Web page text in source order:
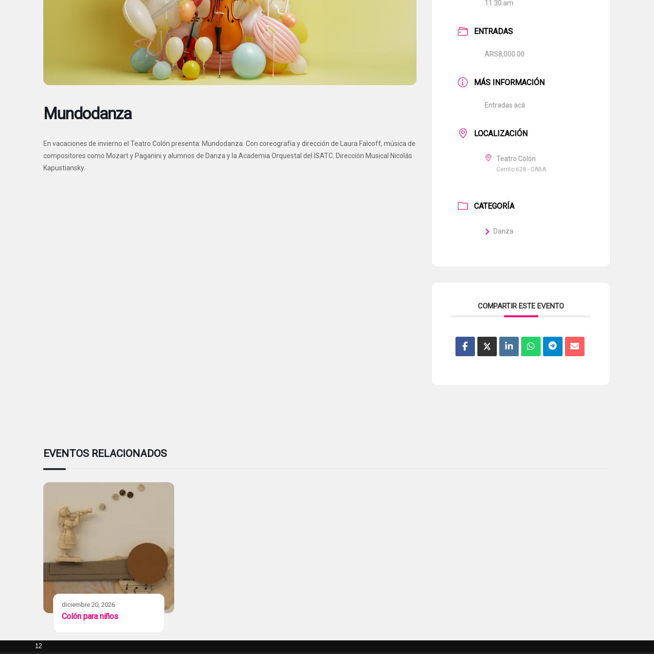
Mundodanza
En vacaciones de invierno el Teatro Colón presenta: Mundodanza. Con coreografía y dirección de Laura Falcoff, música de
compositores como Mozart y Paganini y alumnos de Danza y la Academia Orquestal del ISATC. Dirección Musical Nicolás
Kapustiansky.
11:30 am
ENTRADAS
ARS8,000.00
MÁS INFORMACIÓN
Entradas acá
LOCALIZACIÓN
Teatro Colón
Cerrito 628 - CABA
CATEGORÍA
Danza
COMPARTIR ESTE EVENTO
EVENTOS RELACIONADOS
diciembre 20, 2026
Colón para niños
12